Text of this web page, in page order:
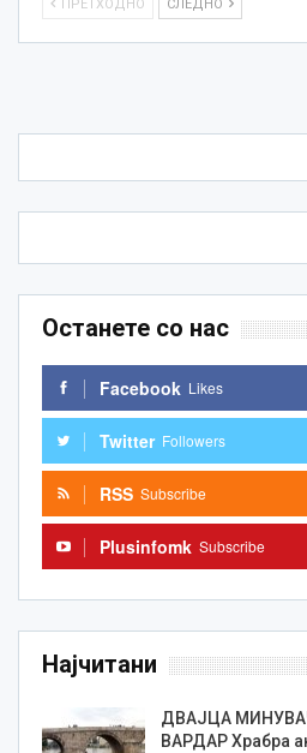
ПРЕТХОДНО СЛЕДНО
Останете со нас
Facebook Likes
Twitter Followers
RSS Subscribe
Plusinfomk Subscribe
Најчитани
ДВАЈЦА
ВАРДАР Храбра